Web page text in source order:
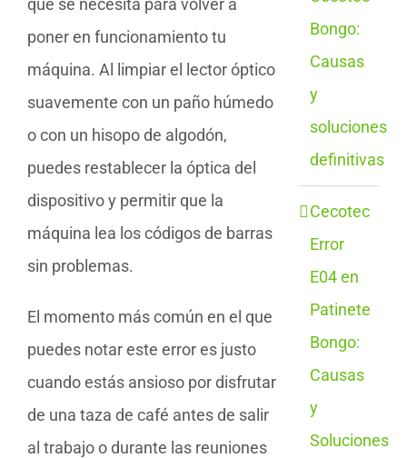
que se necesita para volver a
poner en funcionamiento tu
máquina. Al limpiar el lector óptico
suavemente con un paño húmedo
o con un hisopo de algodón,
puedes restablecer la óptica del
dispositivo y permitir que la
máquina lea los códigos de barras
sin problemas.
El momento más común en el que
puedes notar este error es justo
cuando estás ansioso por disfrutar
de una taza de café antes de salir
al trabajo o durante las reuniones
Bongo:
Causas
y
soluciones
definitivas
Cecotec
Error
E04 en
Patinete
Bongo:
Causas
y
Soluciones